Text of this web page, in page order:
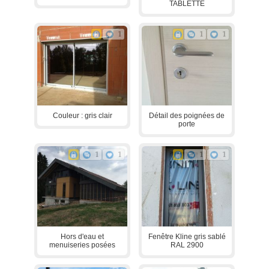
TABLETTE
1
Couleur : gris clair
1 1
Détail des poignées de
porte
1 1
Hors d'eau et
menuiseries posées
1 1
Fenêtre Kline gris sablé
RAL 2900